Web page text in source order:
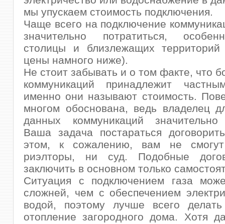
мы упускаем стоимость подключения.
Чаще всего на подключение
значительно потратиться,
столицы и близлежащих территорий
цены намного ниже).
Не стоит забывать и о том факте, что
коммуникаций принадлежит
именно они называют стоимость.
многом обоснована, ведь владелец
данных коммуникаций значительно
Ваша задача постараться
этом, к сожалению, вам не
риэлторы, ни суд. Подобные
заключить в основном только
Ситуация с подключением газа
сложней, чем с обеспечением
водой, поэтому лучше всего
отопление загородного дома. Хотя